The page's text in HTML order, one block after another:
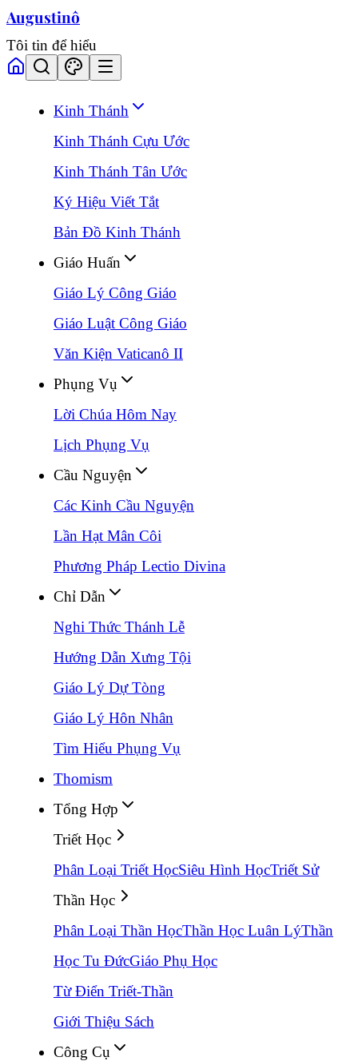
Augustinô
Tôi tin để hiểu
Kinh Thánh
Kinh Thánh Cựu Ước
Kinh Thánh Tân Ước
Ký Hiệu Viết Tắt
Bản Đồ Kinh Thánh
Giáo Huấn
Giáo Lý Công Giáo
Giáo Luật Công Giáo
Văn Kiện Vaticanô II
Phụng Vụ
Lời Chúa Hôm Nay
Lịch Phụng Vụ
Cầu Nguyện
Các Kinh Cầu Nguyện
Lần Hạt Mân Côi
Phương Pháp Lectio Divina
Chỉ Dẫn
Nghi Thức Thánh Lễ
Hướng Dẫn Xưng Tội
Giáo Lý Dự Tòng
Giáo Lý Hôn Nhân
Tìm Hiểu Phụng Vụ
Thomism
Tổng Hợp
Triết Học
Phân Loại Triết HọcSiêu Hình HọcTriết Sử
Thần Học
Phân Loại Thần HọcThần Học Luân LýThần
Học Tu ĐứcGiáo Phụ Học
Từ Điển Triết-Thần
Giới Thiệu Sách
Công Cụ